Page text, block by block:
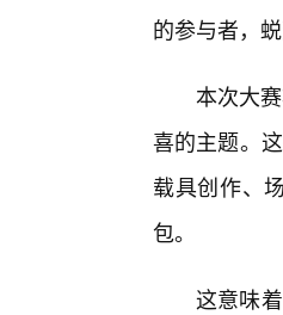
的参与者，
本次大
喜的主题。
载具创作、
包。
这意味